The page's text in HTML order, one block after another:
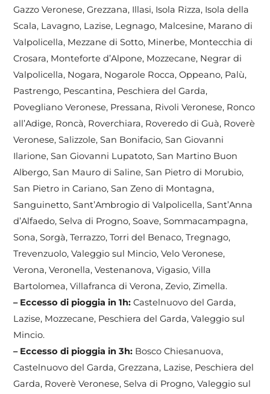
Gazzo Veronese, Grezzana, Illasi, Isola Rizza, Isola della
Scala, Lavagno, Lazise, Legnago, Malcesine, Marano di
Valpolicella, Mezzane di Sotto, Minerbe, Montecchia di
Crosara, Monteforte d’Alpone, Mozzecane, Negrar di
Valpolicella, Nogara, Nogarole Rocca, Oppeano, Palù,
Pastrengo, Pescantina, Peschiera del Garda,
Povegliano Veronese, Pressana, Rivoli Veronese, Ronco
all’Adige, Roncà, Roverchiara, Roveredo di Guà, Roverè
Veronese, Salizzole, San Bonifacio, San Giovanni
Ilarione, San Giovanni Lupatoto, San Martino Buon
Albergo, San Mauro di Saline, San Pietro di Morubio,
San Pietro in Cariano, San Zeno di Montagna,
Sanguinetto, Sant’Ambrogio di Valpolicella, Sant’Anna
d’Alfaedo, Selva di Progno, Soave, Sommacampagna,
Sona, Sorgà, Terrazzo, Torri del Benaco, Tregnago,
Trevenzuolo, Valeggio sul Mincio, Velo Veronese,
Verona, Veronella, Vestenanova, Vigasio, Villa
Bartolomea, Villafranca di Verona, Zevio, Zimella.
– Eccesso di pioggia in 1h:Castelnuovo del Garda,
Lazise, Mozzecane, Peschiera del Garda, Valeggio sul
Mincio.
– Eccesso di pioggia in 3h: Bosco Chiesanuova,
Castelnuovo del Garda, Grezzana, Lazise, Peschiera del
Garda, Roverè Veronese, Selva di Progno, Valeggio sul